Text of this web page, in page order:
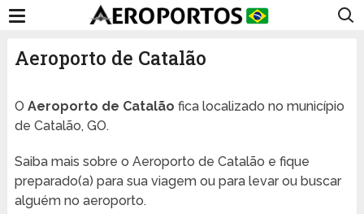
Aeroporto de Catalão
O Aeroporto de Catalão fica localizado no município
de Catalão, GO.
Saiba mais sobre o Aeroporto de Catalão e fique
preparado(a) para sua viagem ou para levar ou buscar
alguém no aeroporto.